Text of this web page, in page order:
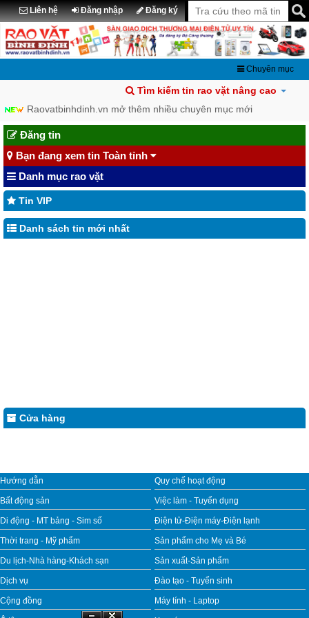
Liên hệ Đăng nhập Đăng ký
Chuyên mục
Tìm kiếm tin rao vặt nâng cao
Raovatbinhdinh.vn mở thêm nhiều chuyên mục mới
Chia sẽ tin đã đăng lên Facebook
Đăng tin
Bạn đang xem tin Toàn tỉnh
Danh mục rao vặt
Tin VIP
Danh sách tin mới nhất
Cửa hàng
Hướng dẫn Quy chế hoạt động
Bất động sản Việc làm - Tuyển dụng
Di động - MT bảng - Sim số Điện tử-Điện máy-Điện lạnh
Thời trang - Mỹ phẩm Sản phẩm cho Mẹ và Bé
Du lịch-Nhà hàng-Khách sạn Sản xuất-Sản phẩm
Dịch vụ Đào tạo - Tuyển sinh
Cộng đồng Máy tính - Laptop